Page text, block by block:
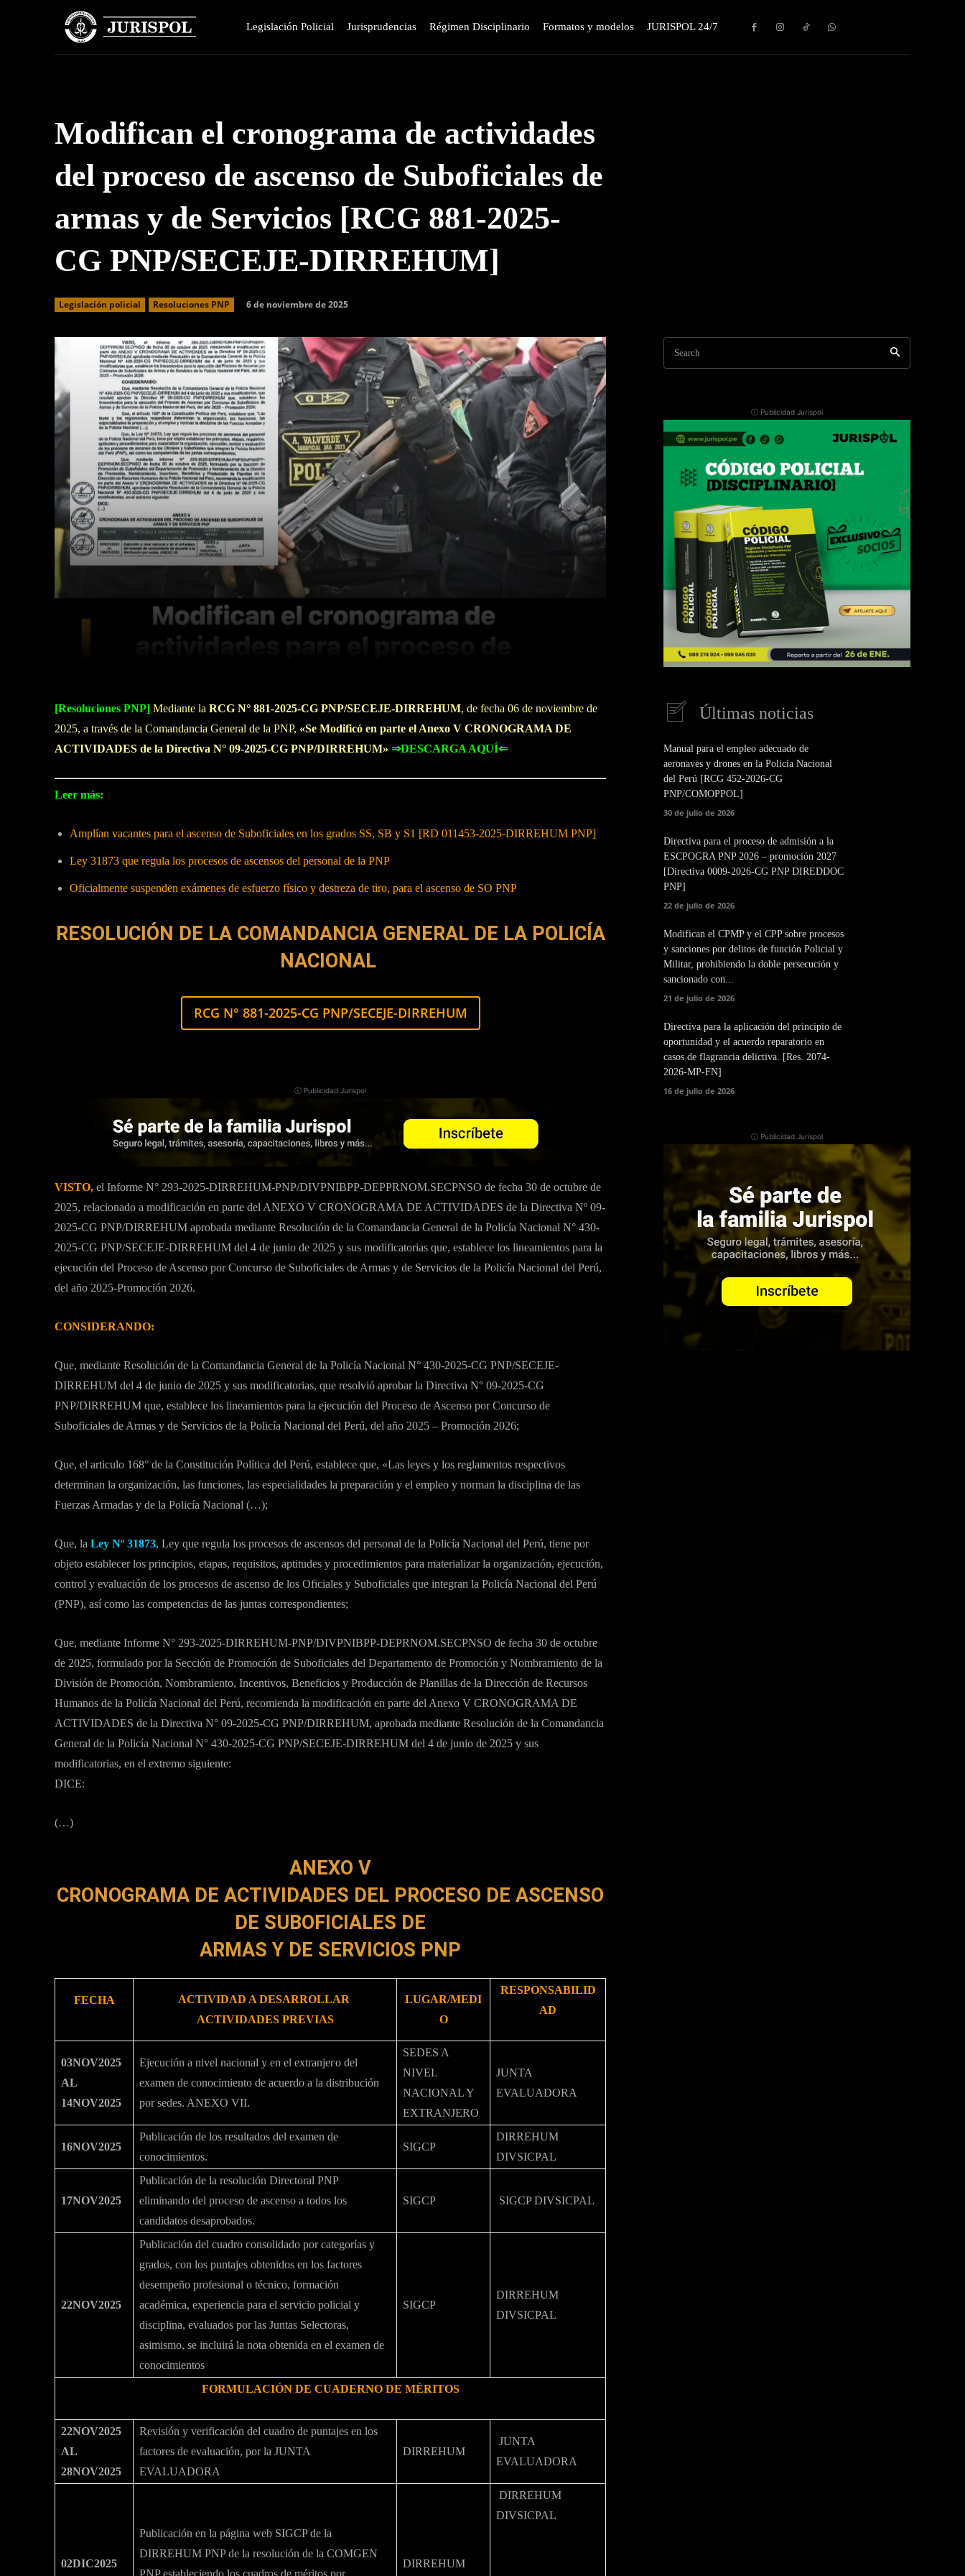
Legislación Policial Jurisprudencias Régimen Disciplinario Formatos y modelos JURISPOL 24/7
Modifican el cronograma de actividades
del proceso de ascenso de Suboficiales de
armas y de Servicios [RCG 881-2025-
CG PNP/SECEJE-DIRREHUM]
Legislación policial Resoluciones PNP 6 de noviembre de 2025
Facebook
[Resoluciones PNP] Mediante la RCG N° 881-2025-CG PNP/SECEJE-DIRREHUM, de fecha 06 de noviembre de
2025, a través de la Comandancia General de la PNP, «Se Modificó en parte el Anexo V CRONOGRAMA DE
ACTIVIDADES de la Directiva N° 09-2025-CG PNP/DIRREHUM» ⇒DESCARGA AQUÍ⇐
Leer más:
Amplían vacantes para el ascenso de Suboficiales en los grados SS, SB y S1 [RD 011453-2025-DIRREHUM PNP]
Ley 31873 que regula los procesos de ascensos del personal de la PNP
Oficialmente suspenden exámenes de esfuerzo físico y destreza de tiro, para el ascenso de SO PNP
RESOLUCIÓN DE LA COMANDANCIA GENERAL DE LA POLICÍA
NACIONAL
RCG N° 881-2025-CG PNP/SECEJE-DIRREHUM
ⓘ Publicidad Jurispol
VISTO, el Informe N° 293-2025-DIRREHUM-PNP/DIVPNIBPP-DEPPRNOM.SECPNSO de fecha 30 de octubre de
2025, relacionado a modificación en parte del ANEXO V CRONOGRAMA DE ACTIVIDADES de la Directiva Nº 09-
2025-CG PNP/DIRREHUM aprobada mediante Resolución de la Comandancia General de la Policía Nacional N° 430-
2025-CG PNP/SECEJE-DIRREHUM del 4 de junio de 2025 y sus modificatorias que, establece los lineamientos para la
ejecución del Proceso de Ascenso por Concurso de Suboficiales de Armas y de Servicios de la Policía Nacional del Perú,
del año 2025-Promoción 2026.
CONSIDERANDO:
Que, mediante Resolución de la Comandancia General de la Policía Nacional N° 430-2025-CG PNP/SECEJE-
DIRREHUM del 4 de junio de 2025 y sus modificatorias, que resolvió aprobar la Directiva N° 09-2025-CG
PNP/DIRREHUM que, establece los lineamientos para la ejecución del Proceso de Ascenso por Concurso de
Suboficiales de Armas y de Servicios de la Policía Nacional del Perú, del año 2025 – Promoción 2026;
Que, el articulo 168° de la Constitución Política del Perú, establece que, «Las leyes y los reglamentos respectivos
determinan la organización, las funciones, las especialidades la preparación y el empleo y norman la disciplina de las
Fuerzas Armadas y de la Policía Nacional (…);
Que, la Ley Nº 31873, Ley que regula los procesos de ascensos del personal de la Policía Nacional del Perú, tiene por
objeto establecer los principios, etapas, requisitos, aptitudes y procedimientos para materializar la organización, ejecución,
control y evaluación de los procesos de ascenso de los Oficiales y Suboficiales que integran la Policía Nacional del Perú
(PNP), así como las competencias de las juntas correspondientes;
Que, mediante Informe N° 293-2025-DIRREHUM-PNP/DIVPNIBPP-DEPRNOM.SECPNSO de fecha 30 de octubre
de 2025, formulado por la Sección de Promoción de Suboficiales del Departamento de Promoción y Nombramiento de la
División de Promoción, Nombramiento, Incentivos, Beneficios y Producción de Planillas de la Dirección de Recursos
Humanos de la Policía Nacional del Perú, recomienda la modificación en parte del Anexo V CRONOGRAMA DE
ACTIVIDADES de la Directiva N° 09-2025-CG PNP/DIRREHUM, aprobada mediante Resolución de la Comandancia
General de la Policía Nacional N° 430-2025-CG PNP/SECEJE-DIRREHUM del 4 de junio de 2025 y sus
modificatorias, en el extremo siguiente:
DICE:
(…)
ANEXO V
CRONOGRAMA DE ACTIVIDADES DEL PROCESO DE ASCENSO
DE SUBOFICIALES DE
ARMAS Y DE SERVICIOS PNP
FECHA
ACTIVIDAD A DESARROLLAR
ACTIVIDADES PREVIAS
LUGAR/MEDI
O
RESPONSABILID
AD
03NOV2025
AL
14NOV2025
Ejecución a nivel nacional y en el extranjeго del
examen de conocimiento de acuerdo a la distribución
por sedes. ANEXO VII.
SEDES A
NIVEL
NACIONAL Y
EXTRANJERO
JUNTA
EVALUADORA
16NOV2025
Publicación de los resultados del examen de
conocimientos.
SIGCP
DIRREHUM
DIVSICPAL
17NOV2025
Publicación de la resolución Directoral PNP
eliminando del proceso de ascenso a todos los
candidatos desaprobados.
SIGCP SIGCP DIVSICPAL
22NOV2025
Publicación del cuadro consolidado por categorías y
grados, con los puntajes obtenidos en los factores
desempeño profesional o técnico, formación
académica, experiencia para el servicio policial y
disciplina, evaluados por las Juntas Selectoras,
asimismo, se incluirá la nota obtenida en el examen de
conocimientos
SIGCP
DIRREHUM
DIVSICPAL
FORMULACIÓN DE CUADERNO DE MÉRITOS
22NOV2025
AL
28NOV2025
Revisión y verificación del cuadro de puntajes en los
factores de evaluación, por la JUNTA
EVALUADORA
DIRREHUM
JUNTA
EVALUADORA
02DIC2025
Publicación en la página web SIGCP de la
DIRREHUM PNP de la resolución de la COMGEN
PNP estableciendo los cuadros de méritos por
DIRREHUM
DIRREHUM
DIVSICPAL
Search
ⓘ Publicidad Jurispol
Últimas noticias
Manual para el empleo adecuado de
aeronaves y drones en la Policía Nacional
del Perú [RCG 452-2026-CG
PNP/COMOPPOL]
30 de julio de 2026
Directiva para el proceso de admisión a la
ESCPOGRA PNP 2026 – promoción 2027
[Directiva 0009-2026-CG PNP DIREDDOC
PNP]
22 de julio de 2026
Modifican el CPMP y el CPP sobre procesos
y sanciones por delitos de función Policial y
Militar, prohibiendo la doble persecución y
sancionado con...
21 de julio de 2026
Directiva para la aplicación del principio de
oportunidad y el acuerdo reparatorio en
casos de flagrancia delictiva. [Res. 2074-
2026-MP-FN]
16 de julio de 2026
ⓘ Publicidad Jurispol